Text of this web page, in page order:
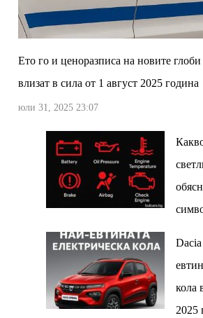
Ето го и ценоразписа на новите
влизат в сила от 1 август 2025 година
юли 31, 2025 23:07
кола
2025